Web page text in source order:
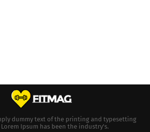
dummy text of the printing and typesetting
Ipsum has been the industry's.